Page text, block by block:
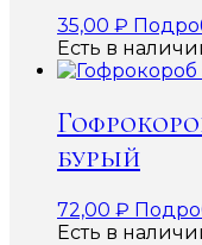
35,00 ₽
Есть в
бурый
72,00 ₽
Есть в